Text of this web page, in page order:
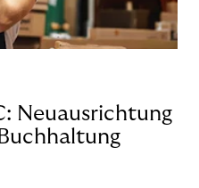
Neuausrichtung